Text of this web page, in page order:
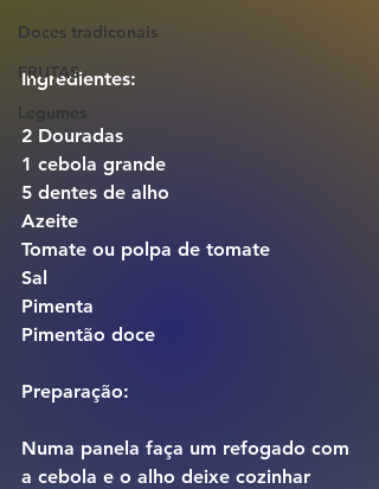
Doces tradiconais
FRUTAS
Legumes
Ingredientes:
2 Douradas
1 cebola grande
5 dentes de alho
Azeite
Tomate ou polpa de tomate
Sal
Pimenta
Pimentão doce
Preparação:
Numa panela faça um refogado com
a cebola e o alho deixe cozinhar